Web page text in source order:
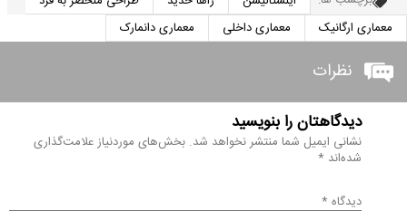
معماری ارگانیک
معماری داخلی معماری دانمارک
نظرات
دیدگاهتان را بنویسید
نشانی ایمیل شما منتشر نخواهد شد. بخش‌های موردنیاز علامت‌گذاری
شده‌اند *
دیدگاه *